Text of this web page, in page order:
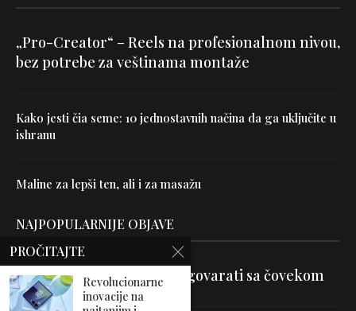
„Pro-Creator“ – Reels na profesionalnom nivou,
bez potrebe za veštinama montaže
Kako jesti čia seme: 10 jednostavnih načina da ga uključite u
ishranu
Maline za lepši ten, ali i za masažu
NAJPOPULARNIJE OBJAVE
Velika je veština znati razgovarati sa čovekom
PROČITAJTE
Revolucionarne
inovacije na